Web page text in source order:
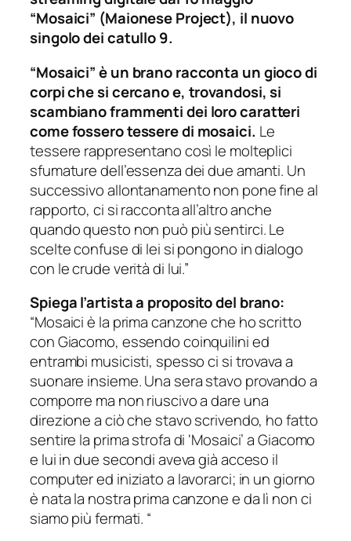
“Mosaici” (Maionese Project), il nuovo
singolo dei catullo 9.
“Mosaici” è un brano racconta un gioco di
corpi che si cercano e, trovandosi, si
scambiano frammenti dei loro caratteri
come fossero tessere di mosaici. Le
tessere rappresentano così le molteplici
sfumature dell’essenza dei due amanti. Un
successivo allontanamento non pone fine al
rapporto, ci si racconta all’altro anche
quando questo non può più sentirci. Le
scelte confuse di lei si pongono in dialogo
con le crude verità di lui.”
Spiega l’artistaa proposito del brano:
“Mosaici è la prima canzone che ho scritto
con Giacomo, essendo coinquilini ed
entrambi musicisti, spesso ci si trovava a
suonare insieme. Una sera stavo provando a
comporre ma non riuscivo a dare una
direzione a ciò che stavo scrivendo, ho fatto
sentire la prima strofa di ‘Mosaici’ a Giacomo
e lui in due secondi aveva già acceso il
computer ed iniziato a lavorarci; in un giorno
è nata la nostra prima canzone e da lì non ci
siamo più fermati. “